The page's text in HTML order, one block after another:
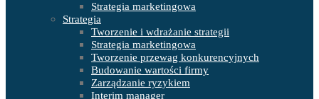
Strategia marketingowa
Strategia
Tworzenie i wdrażanie strategii
Strategia marketingowa
Tworzenie przewag konkurencyjnych
Budowanie wartości firmy
Zarządzanie ryzykiem
Interim manager